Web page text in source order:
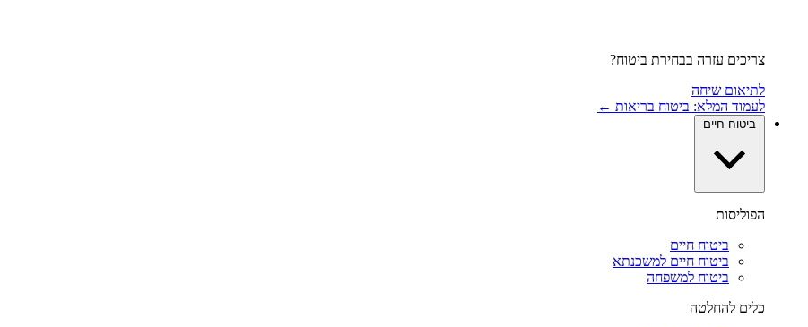
צריכים עזרה בבחירת ביטוח?
לתיאום שיחה
לעמוד המלא: ביטוח בריאות ←
ביטוח חיים
הפוליסות
ביטוח חיים
ביטוח חיים למשכנתא
ביטוח למשפחה
כלים להחלטה